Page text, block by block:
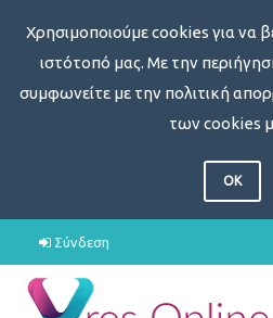
Χρησιμοποιούμε cookies για να
ιστότοπό μας. Με την
συμφωνείτε με την πολιτική
των cookies
OK
Σύνδεση